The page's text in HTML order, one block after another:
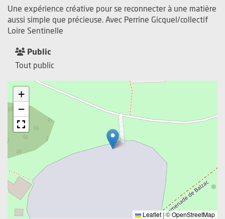
Une expérience créative pour se reconnecter à une matière
aussi simple que précieuse. Avec Perrine Gicquel/collectif
Loire Sentinelle
Public
Tout public
+
−
Leaflet |©OpenStreetMap